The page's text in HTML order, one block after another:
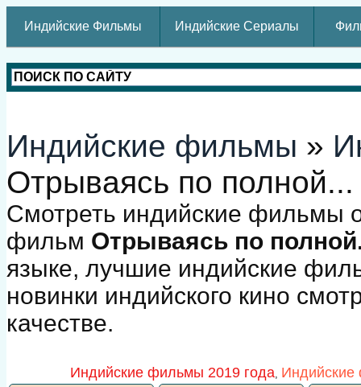
Индийские Фильмы Индийские Сериалы
Индийские фильмы »
Отрываясь по полной...
Смотреть индийские фильмы
фильм Отрываясь по
языке, лучшие индийские
новинки индийского кино
качестве.
Индийские фильмы 2019 года,